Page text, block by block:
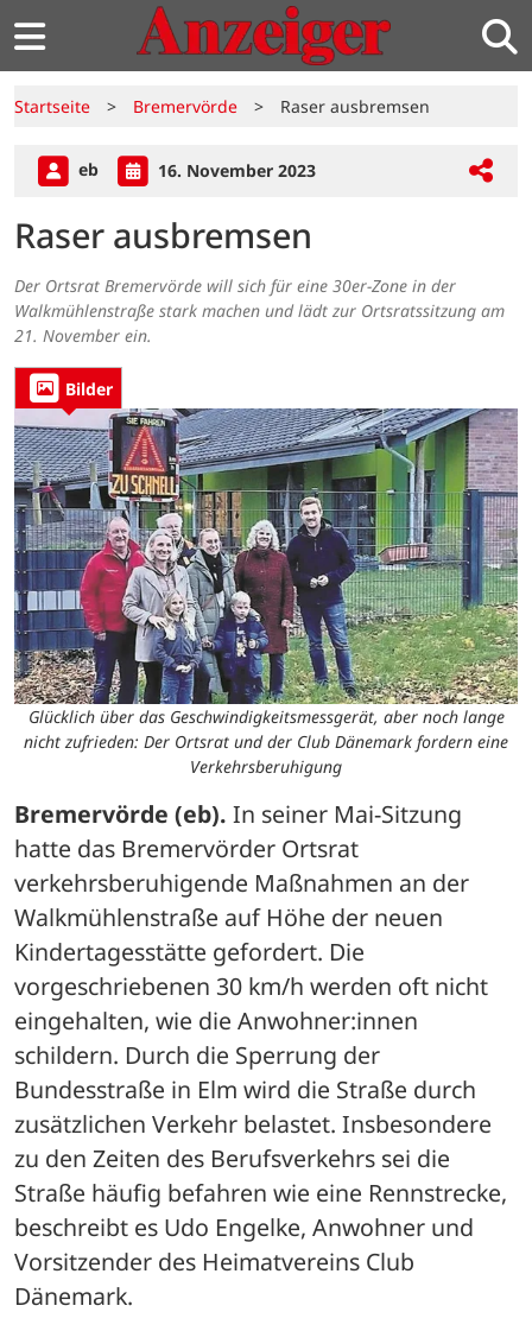
Startseite > Bremervörde > Raser ausbremsen
eb 16. November 2023
Raser ausbremsen
Der Ortsrat Bremervörde will sich für eine 30er-Zone in der
Walkmühlenstraße stark machen und lädt zur Ortsratssitzung am
21. November ein.
Bilder
Glücklich über das Geschwindigkeitsmessgerät, aber noch lange
nicht zufrieden: Der Ortsrat und der Club Dänemark fordern eine
Verkehrsberuhigung
Bremervörde (eb). In seiner Mai-Sitzung
hatte das Bremervörder Ortsrat
verkehrsberuhigende Maßnahmen an der
Walkmühlenstraße auf Höhe der neuen
Kindertagesstätte gefordert. Die
vorgeschriebenen 30 km/h werden oft nicht
eingehalten, wie die Anwohner:innen
schildern. Durch die Sperrung der
Bundesstraße in Elm wird die Straße durch
zusätzlichen Verkehr belastet. Insbesondere
zu den Zeiten des Berufsverkehrs sei die
Straße häufig befahren wie eine Rennstrecke,
beschreibt es Udo Engelke, Anwohner und
Vorsitzender des Heimatvereins Club
Dänemark.